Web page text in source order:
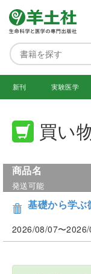
新刊 実験医学
買い
商品名
発送可能
基礎から学ぶ
2026/08/07〜